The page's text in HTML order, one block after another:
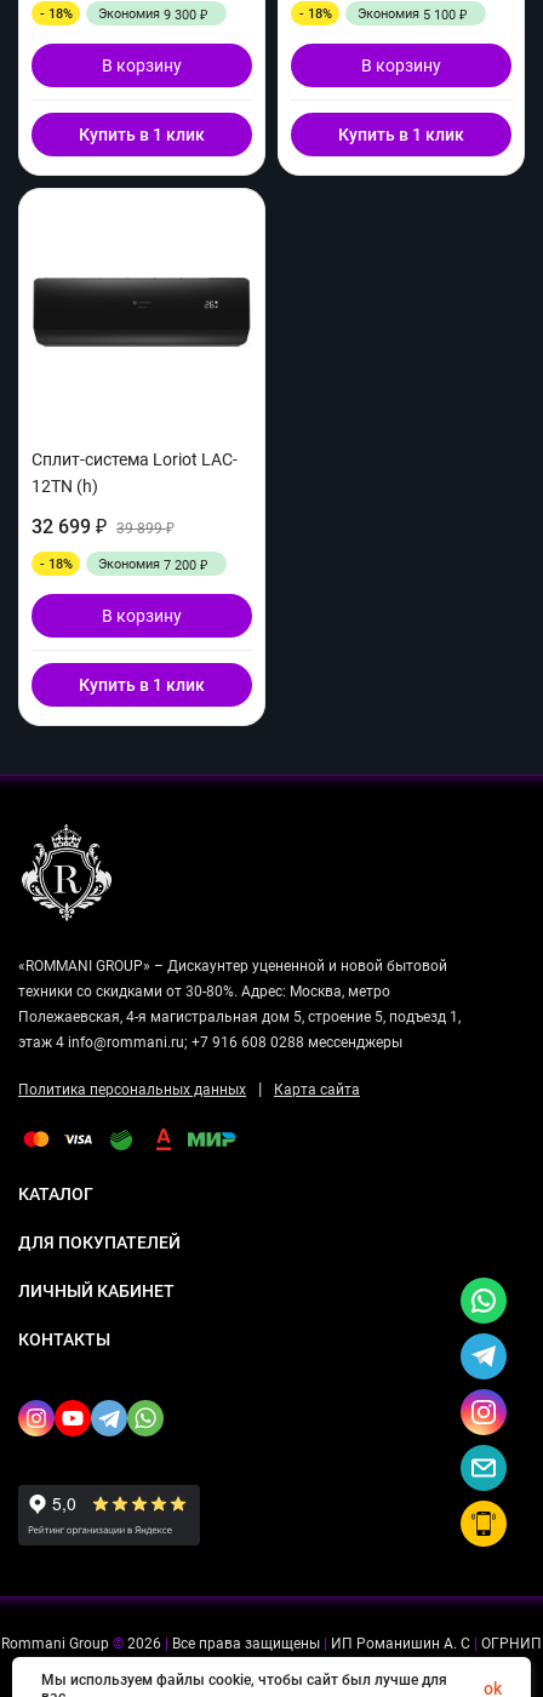
- 18% Экономия 9 300 ₽
В корзину
Купить в 1 клик
- 18% Экономия 5 100 ₽
В корзину
Купить в 1 клик
Сплит-система Loriot LAC-
12TN (h)
32 699 ₽ 39 899₽
- 18% Экономия 7 200 ₽
В корзину
Купить в 1 клик
«ROMMANI GROUP» – Дискаунтер уцененной и новой бытовой
техники со скидками от 30-80%. Адрес: Москва, метро
Полежаевская, 4-я магистральная дом 5, строение 5, подъезд 1,
этаж 4 info@rommani.ru; +7 916 608 0288 мессенджеры
Политика персональных данных | Карта сайта
КАТАЛОГ
ДЛЯ ПОКУПАТЕЛЕЙ
ЛИЧНЫЙ КАБИНЕТ
КОНТАКТЫ
Rommani Group © 2026 Все права защищены ИП Романишин А. С
ОГРНИП
Мы используем файлы cookie, чтобы сайт был лучше для
ok